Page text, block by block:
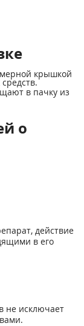
крышкой
в пачку из
о
действие
в его
не исключает